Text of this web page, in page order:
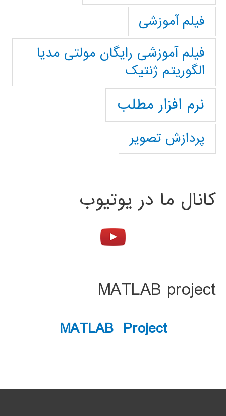
فیلم آموزشی
فیلم آموزشی رایگان مولتی مدیا
الگوریتم ژنتیک
نرم افزار مطلب
پردازش تصویر
کانال ما در یوتیوب
MATLAB project
MATLAB Project